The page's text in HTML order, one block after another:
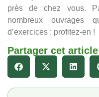
près de chez vous.
nombreux ouvrages
d’exercices : profitez-en !
Partager cet article